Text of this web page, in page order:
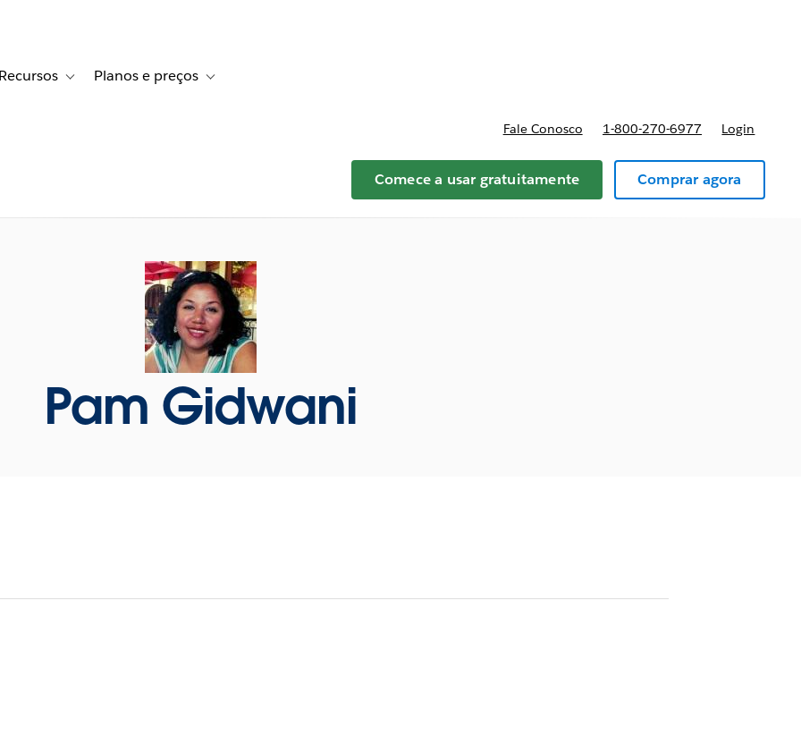
Histórias de clientes
sub-navigation for Soluções
Recursos Toggle sub-navigation for Recursos
Planos e preços Toggle sub-navigation for Planos e preços
Fale Conosco 1-800-270-6977 Login
Comece a usar gratuitamente Comprar agora
Pam Gidwani